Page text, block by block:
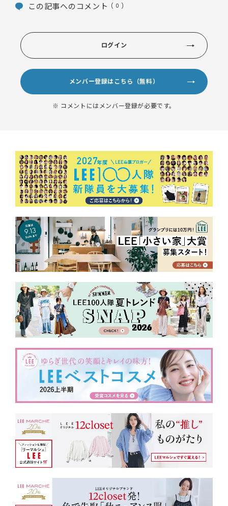
この記事へのコメント ( 0 )
ログイン
メンバー登録はこちら（無料）
※ コメントにはメンバー登録が必要です。